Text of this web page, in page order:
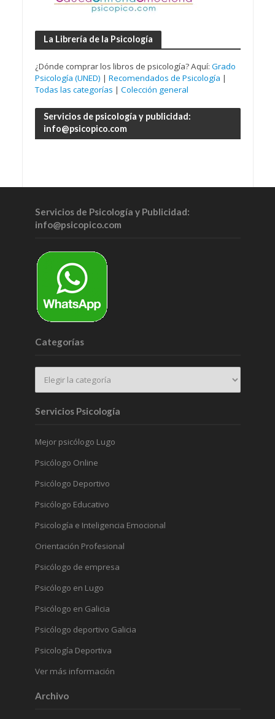
La Librería de la Psicología
¿Dónde comprar los libros de psicología? Aquí: Grado
Psicología (UNED) | Recomendados de Psicología |
Todas las categorías | Colección general
Servicios de psicología y publicidad:
info@psicopico.com
Servicios de Psicología y Publicidad:
info@psicopico.com
Categorías
Servicios Psicología
Mejor psicólogo Lugo
Psicólogo Online
Psicólogo Deportivo
Psicólogo Educativo
Psicología e Inteligencia Emocional
Orientación Profesional
Psicólogo de empresa
Psicólogo en Lugo
Psicólogo en Galicia
Psicólogo deportivo Galicia
Psicología Deportiva
Ver más información
Archivo